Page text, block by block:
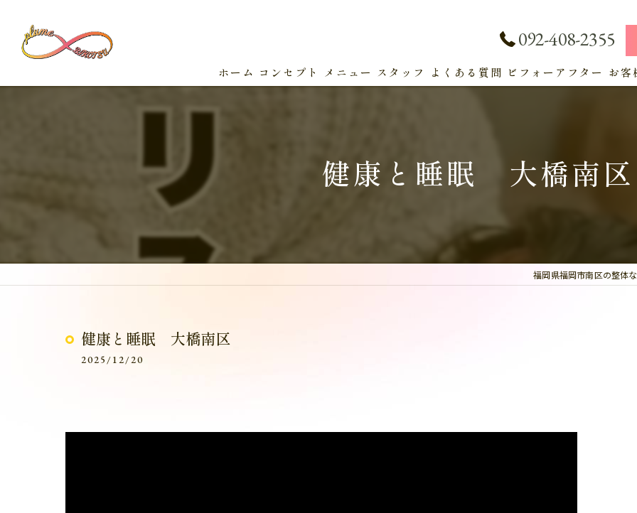
092-408-2355
ホーム コンセプト メニュー スタッフ よくある質問 ビフォーアフター お客
健康と睡眠 大橋南区
福岡県福岡市南区の整体
健康と睡眠 大橋南区
2025/12/20